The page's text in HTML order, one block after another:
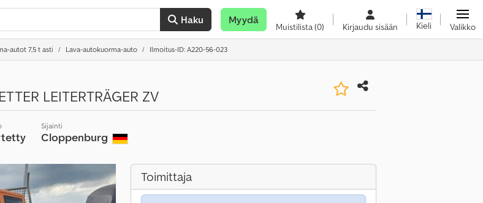
Haku Myydä
Muistilista(0) Kirjaudu sisään Kieli Valikko
autot 7,5 t asti Lava-autokuorma-auto Ilmoitus-ID: A220-56-023
LEITERTRÄGER ZV
Sijainti
Cloppenburg
Toimittaja